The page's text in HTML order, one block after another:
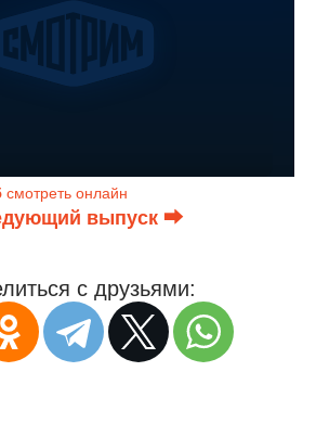
смотреть онлайн
выпуск ⮕
с друзьями: